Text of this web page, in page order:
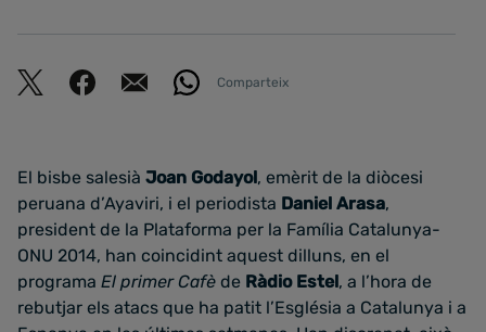
Comparteix
El bisbe salesià Joan Godayol, emèrit de la diòcesi
peruana d’Ayaviri, i el periodista Daniel Arasa,
president de la Plataforma per la Família Catalunya-
ONU 2014, han coincidint aquest dilluns, en el
programa El primer Cafè de Ràdio Estel, a l’hora de
rebutjar els atacs que ha patit l’Església a Catalunya i a